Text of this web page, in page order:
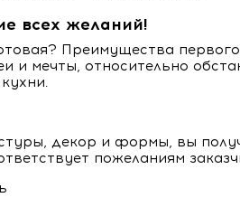
всех желаний!
Преимущества
и мечты, относительно
декор и формы, вы
пожеланиям